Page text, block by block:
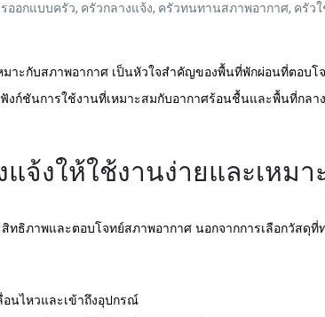
ออกแบบครัว, ครัวกลางแจ้ง, ครัวทนทานสภาพอากาศ, ครัว
มาะกับสภาพอากาศ เป็นหัวใจสำคัญของพื้นที่พักผ่อนที่ตอ
ก์ชันการใช้งานที่เหมาะสมกับอากาศร้อนชื้นและพื้นที่กลา
จ้งให้ใช้งานง่ายและเหม
สิทธิภาพและตอบโจทย์สภาพอากาศ นอกจากการเลือกวัส
อนไหวและเข้าถึงอุปกรณ์